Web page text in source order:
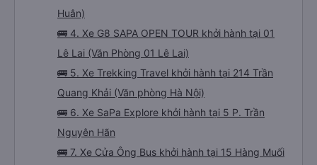
Huân)
🚌 4. Xe G8 SAPA OPEN TOUR khởi hành tại 01
Lê Lai (Văn Phòng 01 Lê Lai)
🚌 5. Xe Trekking Travel khởi hành tại 214 Trần
Quang Khải (Văn phòng Hà Nội)
🚌 6. Xe SaPa Explore khởi hành tại 5 P. Trần
Nguyên Hãn
🚌 7. Xe Cửa Ông Bus khởi hành tại 15 Hàng Muối